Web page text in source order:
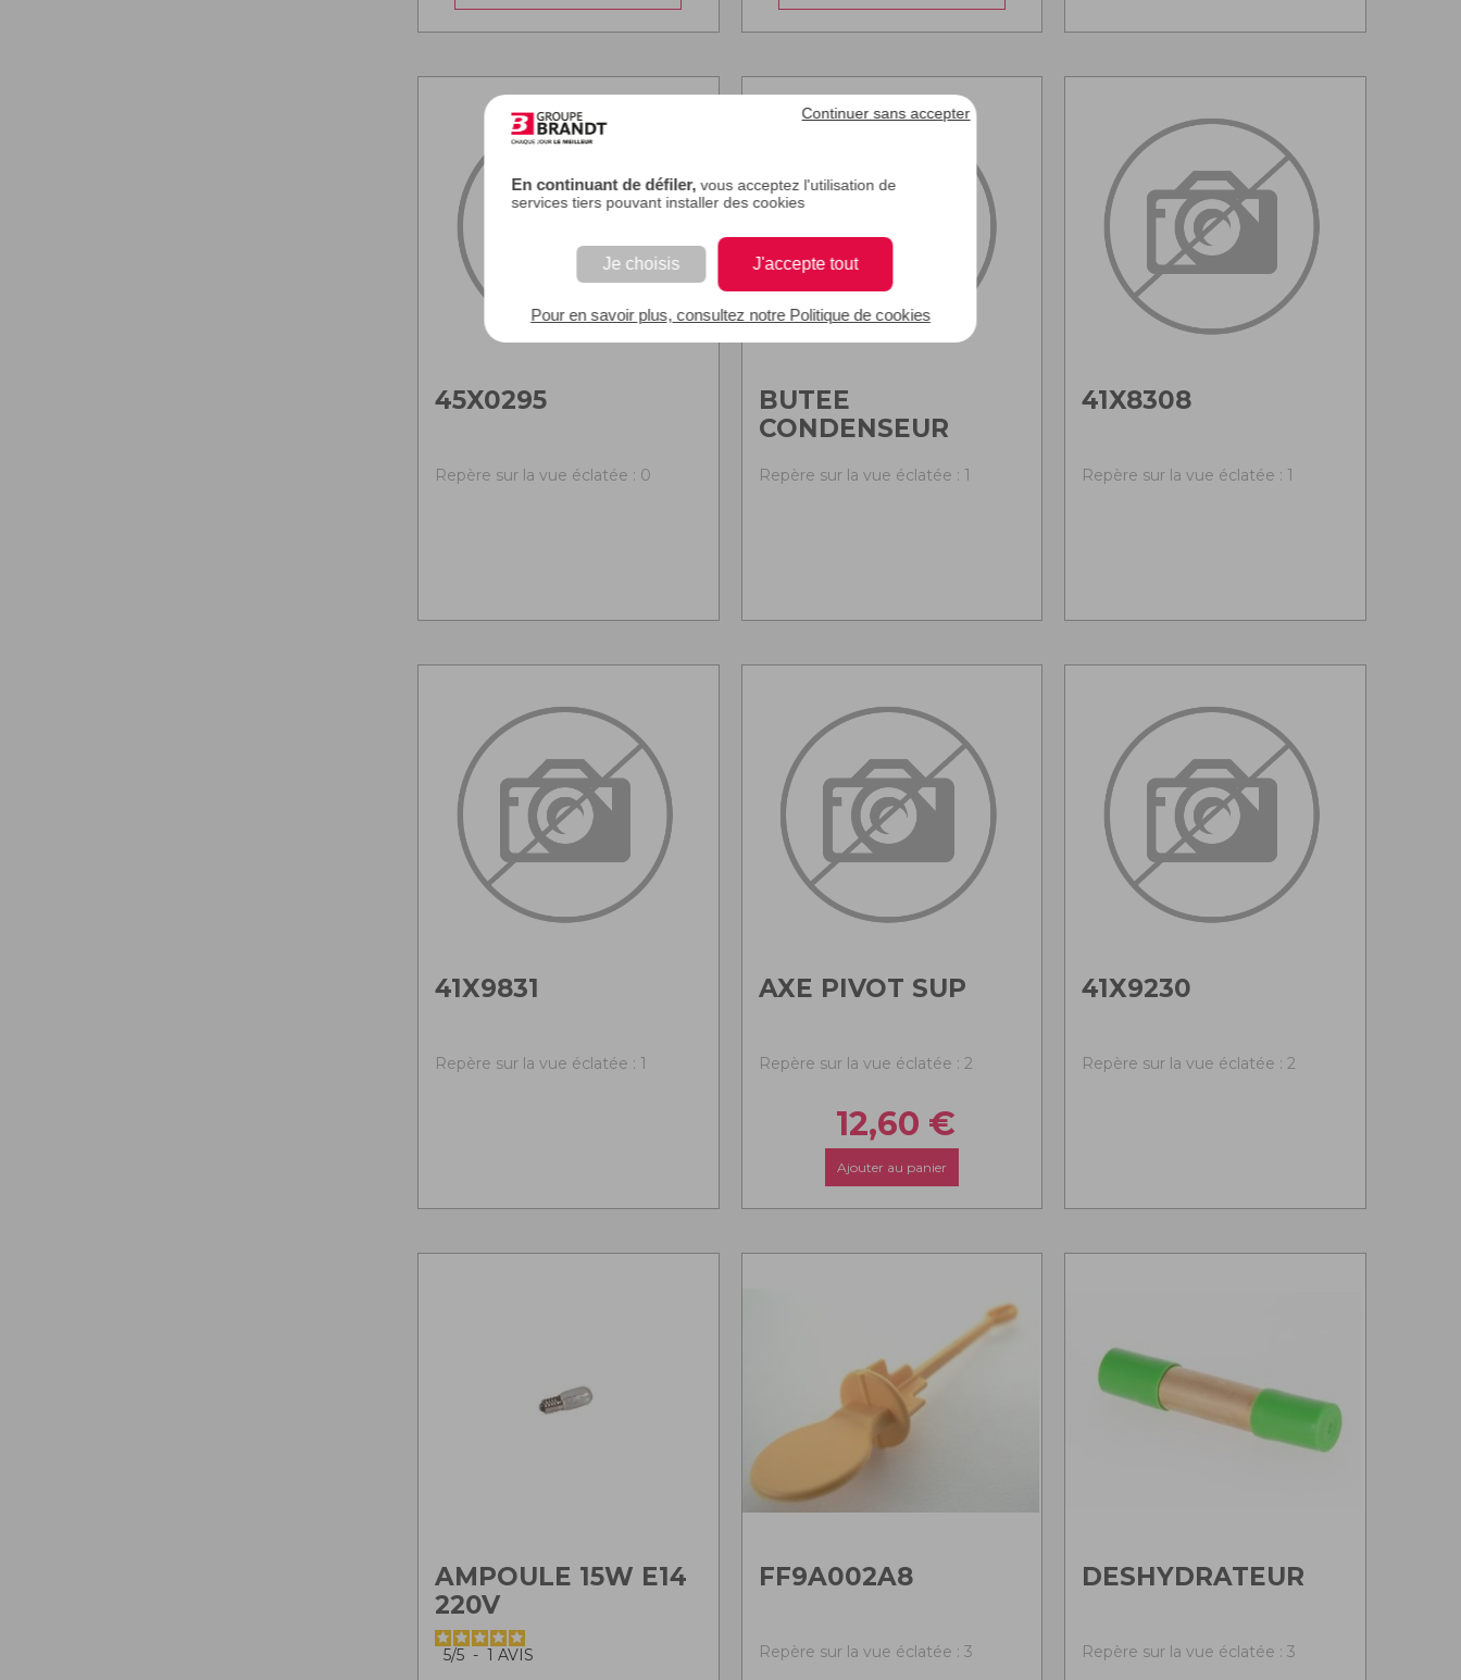
En continuant de défiler, vous acceptez l'utilisation de
services tiers pouvant installer des cookies
Je choisis J'accepte tout
Continuer sans accepter
Pour en savoir plus, consultez notre Politique de cookies
45X0295
Repère sur la vue éclatée : 0
BUTEE
CONDENSEUR
Repère sur la vue éclatée : 1
41X8308
Repère sur la vue éclatée : 1
41X9831
Repère sur la vue éclatée : 1
AXE PIVOT SUP
Repère sur la vue éclatée : 2
12,60 €
Ajouter au panier
41X9230
Repère sur la vue éclatée : 2
AMPOULE 15W E14
220V
5/5 - 1 AVIS
FF9A002A8
Repère sur la vue éclatée : 3
DESHYDRATEUR
Repère sur la vue éclatée : 3